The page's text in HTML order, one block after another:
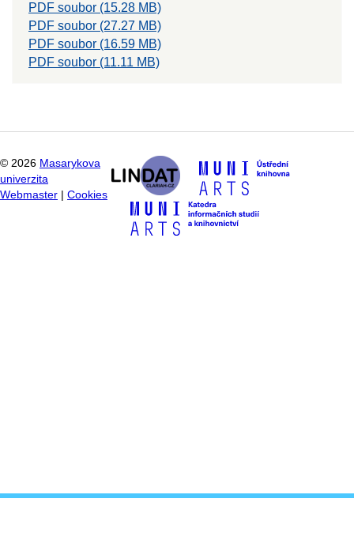
PDF soubor (15.28 MB)
PDF soubor (27.27 MB)
PDF soubor (16.59 MB)
PDF soubor (11.11 MB)
© 2026 Masarykova
univerzita
Webmaster
Cookies